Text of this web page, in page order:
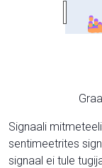
Signaali
sentimeetrites
signaal ei tule